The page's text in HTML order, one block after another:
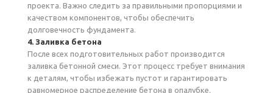
проекта. Важно следить за правильными пропорциями и
качеством компонентов, чтобы обеспечить
долговечность фундамента.
4. Заливка бетона
После всех подготовительных работ производится
заливка бетонной смеси. Этот процесс требует внимания
к деталям, чтобы избежать пустот и гарантировать
равномерное распределение бетона в опалубке.